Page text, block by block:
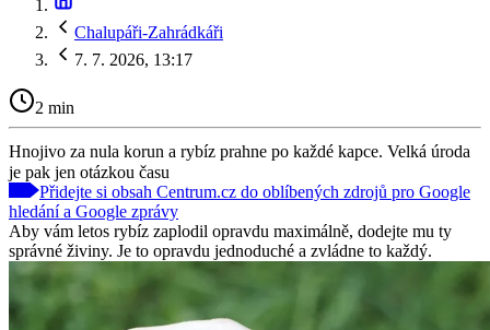
Chalupáři-Zahrádkáři
7. 7. 2026, 13:17
2 min
Hnojivo za nula korun a rybíz prahne po každé kapce. Velká úroda
je pak jen otázkou času
Přidejte si obsah Centrum.cz do oblíbených zdrojů pro Google
hledání a Google zprávy
Aby vám letos rybíz zaplodil opravdu maximálně, dodejte mu ty
správné živiny. Je to opravdu jednoduché a zvládne to každý.